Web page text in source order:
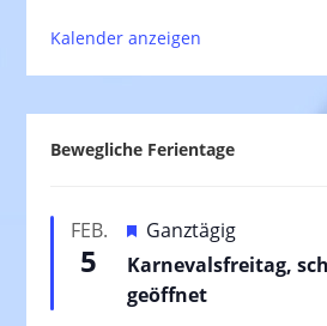
Kalender anzeigen
Bewegliche Ferientage
FEB.
5
H
e
r
Ganztägig
Karnevalsfreitag,
geöffnet